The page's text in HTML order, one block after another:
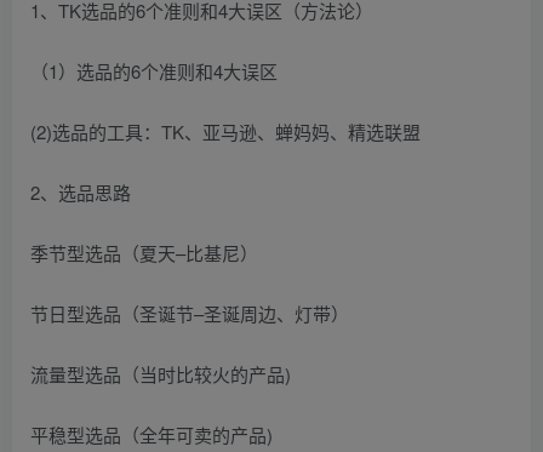
1、TK选品的6个准则和4大误区（方法论）
（1）选品的6个准则和4大误区
(2)选品的工具：TK、亚马逊、蝉妈妈、精选联盟
2、选品思路
季节型选品（夏天–比基尼）
节日型选品（圣诞节–圣诞周边、灯带）
流量型选品（当时比较火的产品)
平稳型选品（全年可卖的产品)